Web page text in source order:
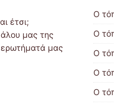
έτσι;
μας της
ερωτήματά μας
Ο
Ο
Ο
Ο
Ο